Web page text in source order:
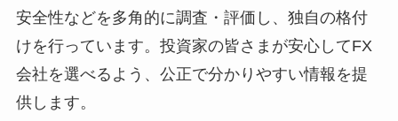
安全性などを多角的に調査・評価し、独自の格付
けを行っています。投資家の皆さまが安心してFX
会社を選べるよう、公正で分かりやすい情報を提
供します。